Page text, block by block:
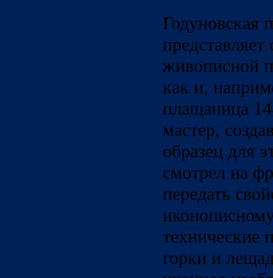
Годуновская
живописной
как и,
плащаница
мастер,
образец для
смотрел на
передать
горки и